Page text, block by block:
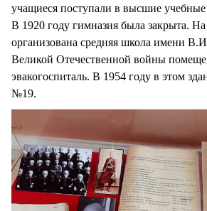
учащиеся поступали в высшие учебные
В 1920 году гимназия была закрыта. На
организована средняя школа имени
Великой Отечественной войны
эвакогоспиталь. В 1954 году в этом
№19.